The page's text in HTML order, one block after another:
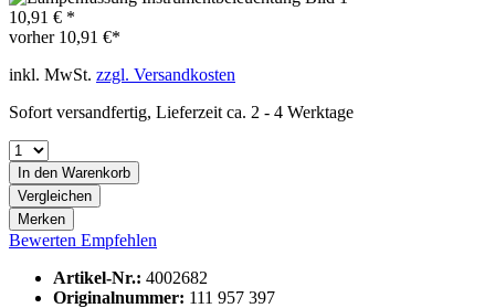
10,91 € *
vorher 10,91 €*
inkl. MwSt. zzgl. Versandkosten
Sofort versandfertig, Lieferzeit ca. 2 - 4 Werktage
In den Warenkorb
Vergleichen
Merken
Bewerten Empfehlen
Artikel-Nr.: 4002682
Originalnummer: 111 957 397